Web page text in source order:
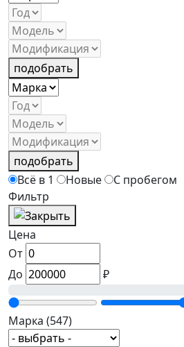
подобрать
подобрать
Всё в 1
Новые
С пробегом
Фильтр
Цена
От
До
₽
Марка (547)